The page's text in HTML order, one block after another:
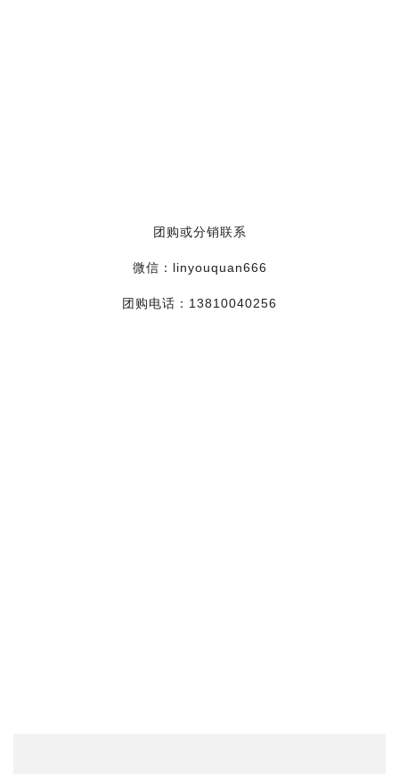
团购或分销联系
微信：linyouquan666
团购电话：13810040256